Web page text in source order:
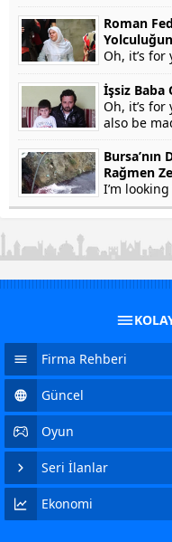
Roman
Oh, it’s
also be
won’t
İşsiz Baba
Oh, it’s
also be
won’t
Bursa’nın
Rağmen
I’m
right? Of
Firma Rehberi
Güncel
Oyun
Seri İlanlar
Ekonomi